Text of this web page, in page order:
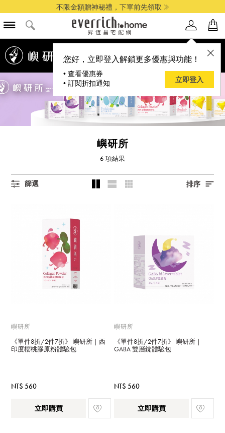
不限金額贈神秘禮，下單前先領取
您好，立即登入解鎖更多優惠與功能！
• 查看優惠券
• 訂閱折扣通知
立即登入
嶼研所
6 項結果
篩選 排序
嶼研所
《單件8折/2件7折》 嶼研所｜西
印度櫻桃膠原粉體驗包
NT$ 560
立即購買
嶼研所
《單件8折/2件7折》 嶼研所｜
GABA 雙層錠體驗包
NT$ 560
立即購買